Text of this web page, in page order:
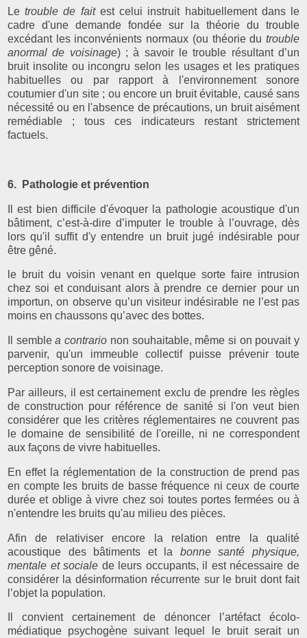
Letrouble de faitest celui instruit habituellement dans le
cadre d'une demande fondée sur la théorie du trouble
excédant les inconvénients normaux (ou théorie du trouble
anormal de voisinage) ; à savoir le trouble résultant d’un
bruit insolite ou incongru selon les usages et les pratiques
habituelles ou par rapport à l'environnement sonore
coutumier d'un site ; ou encore un bruit évitable, causé sans
nécessité ou en l'absence de précautions, un bruit aisément
remédiable ; tous ces indicateurs restant strictement
factuels.
6. Pathologie et prévention
Il est bien difficile d'évoquer la pathologie acoustique d'un
bâtiment, c’est-à-dire d’imputer le trouble à l’ouvrage, dès
lors qu'il suffit d'y entendre un bruit jugé indésirable pour
être gêné.
le bruit du voisin venant en quelque sorte faire intrusion
chez soi et conduisant alors à prendre ce dernier pour un
importun, on observe qu’un visiteur indésirable ne l’est pas
moins en chaussons qu’avec des bottes.
Il semblea contrario non souhaitable, même si on pouvait y
parvenir, qu'un immeuble collectif puisse prévenir toute
perception sonore de voisinage.
Par ailleurs, il est certainement exclu de prendre les règles
de construction pour référence de sanité si l'on veut bien
considérer que les critères réglementaires ne couvrent pas
le domaine de sensibilité de l'oreille, ni ne correspondent
aux façons de vivre habituelles.
En effet la réglementation de la construction de prend pas
en compte les bruits de basse fréquence ni ceux de courte
durée et oblige à vivre chez soi toutes portes fermées ou à
n'entendre les bruits qu'au milieu des pièces.
Afin de relativiser encore la relation entre la qualité
acoustique des bâtiments et la bonne santé physique,
mentale et sociale de leurs occupants, il est nécessaire de
considérer la désinformation récurrente sur le bruit dont fait
l’objet la population.
Il convient certainement de dénoncer l’artéfact écolo-
médiatique psychogène suivant lequel le bruit serait un